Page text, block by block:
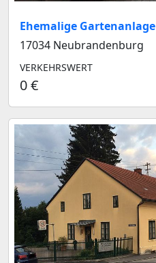
Ehemalige Gartenanlage
17034 Neubrandenburg
VERKEHRSWERT
0 €